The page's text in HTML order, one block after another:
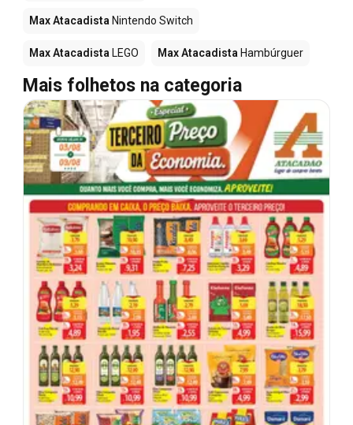
Max Atacadista Nintendo Switch
Max Atacadista LEGO Max Atacadista Hambúrguer
Mais folhetos na categoria